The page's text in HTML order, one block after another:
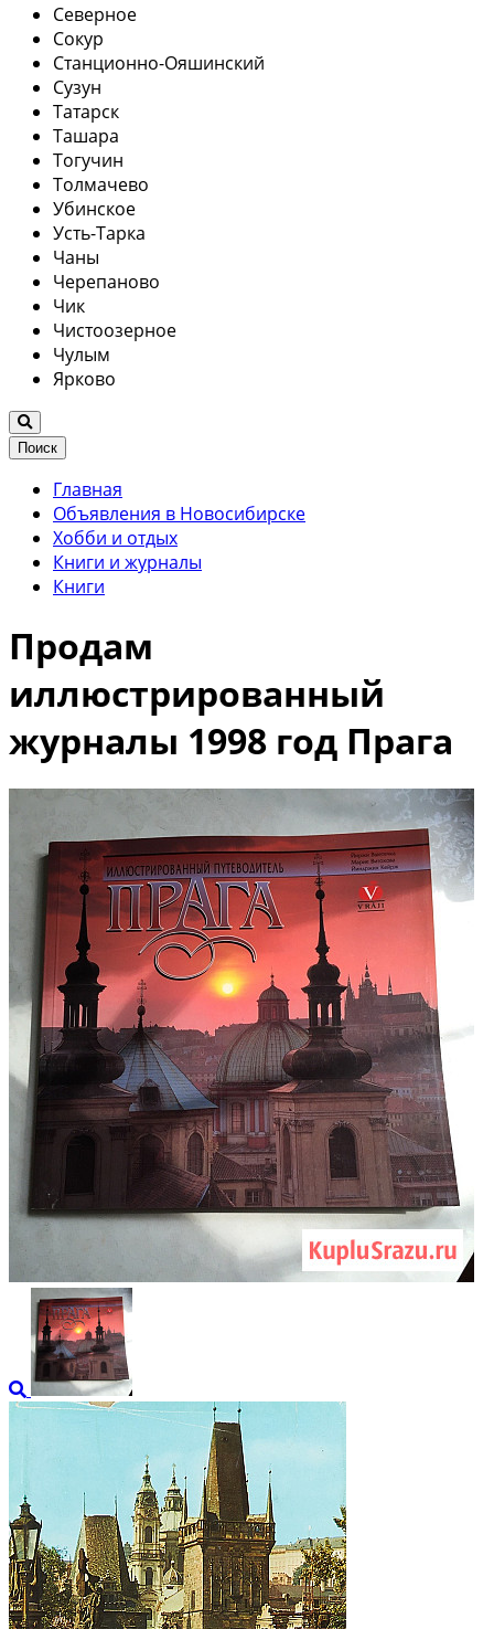
Северное
Сокур
Станционно-Ояшинский
Сузун
Татарск
Ташара
Тогучин
Толмачево
Убинское
Усть-Тарка
Чаны
Черепаново
Чик
Чистоозерное
Чулым
Ярково
Поиск
Главная
Объявления в Новосибирске
Хобби и отдых
Книги и журналы
Книги
Продам
иллюстрированный
журналы 1998 год Прага